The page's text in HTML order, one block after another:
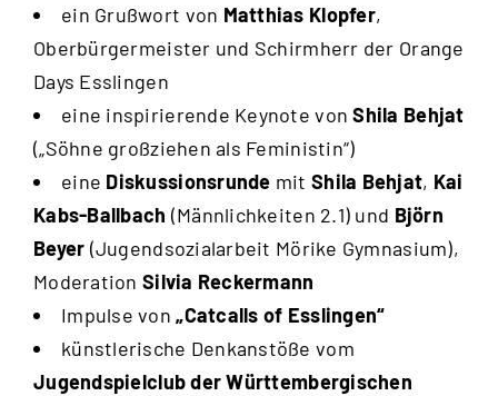
ein Grußwort von Matthias Klopfer,
Oberbürgermeister und Schirmherr der Orange
Days Esslingen
eine inspirierende Keynote vonShila Behjat
(„Söhne großziehen als Feministin“)
eine Diskussionsrunde mitShila Behjat, Kai
Kabs-Ballbach (Männlichkeiten 2.1) und Björn
Beyer (Jugendsozialarbeit Mörike Gymnasium),
Moderation Silvia Reckermann
Impulse von„Catcalls of Esslingen“
künstlerische Denkanstöße vom
Jugendspielclub der Württembergischen